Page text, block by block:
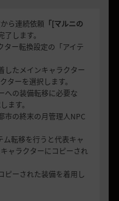
ら連続依頼 「[マルニの
了します。
ター転換設定の「アイテ
したメインキャラクター
ターを選択します。
への装備転移に必要な
ます。
市の終末の月管理人NPC
ム転移を行うと代表キャ
ャラクターにコピーされ
ピーされた装備を着用し